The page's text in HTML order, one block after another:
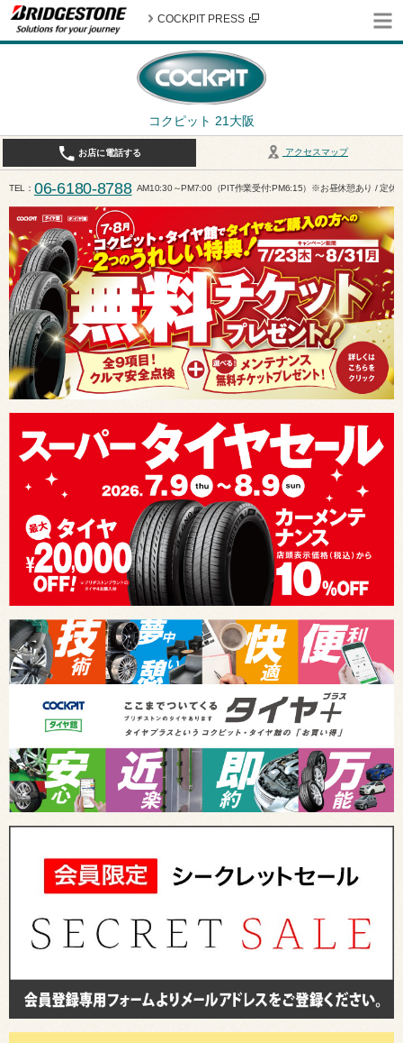
コクピット 21大阪
COCKPIT PRESS
アクセスマップ
お店に電話する
TEL 06-6180-8788 AM10:30～PM7:00（PIT作業受付:PM6:15）※お昼休憩あり / 定休